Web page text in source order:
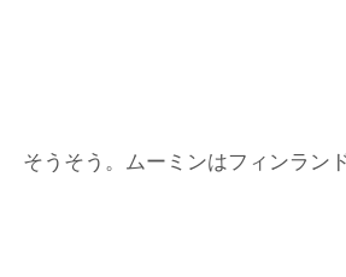
ー
そうそう。ムーミンはフィンラン